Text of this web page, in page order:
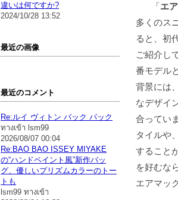
「エ
多くのス
ると、初
ご紹介し
番モデル
背景には
なデザイ
合ってい
タイルや
すること
を好むな
エアマッ
違いは何ですか?
2024/10/28 13:52
最近の画像
最近のコメント
Re:ルイ ヴィトン バック パック
ทางเข้า lsm99
2026/08/07 00:04
Re:BAO BAO ISSEY MIYAKE
の“ハンドペイント風”新作バッ
グ、優しいプリズムカラーのトー
トも
lsm99 ทางเข้า